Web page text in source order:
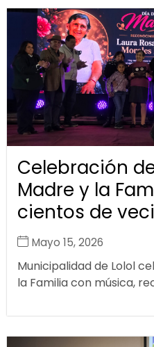
Celebración
Madre y la
cientos de
Mayo 15, 2026
Municipalidad de Lolol
la Familia con música,